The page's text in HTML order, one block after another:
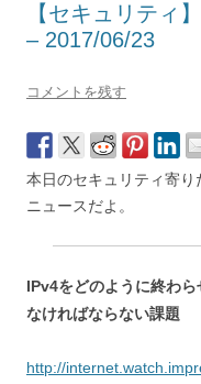
【セキュリティ
– 2017/06/23
コメントを残す
本日のセキュリティ寄
ニュースだよ。
IPv4をどのように終わ
なければならない課題
http://